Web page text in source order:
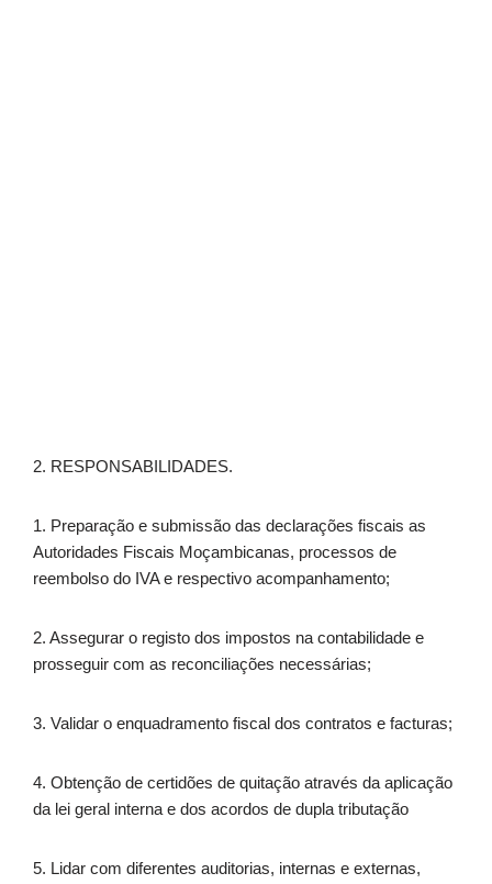
2. RESPONSABILIDADES.
1. Preparação e submissão das declarações fiscais as
Autoridades Fiscais Moçambicanas, processos de
reembolso do IVA e respectivo acompanhamento;
2. Assegurar o registo dos impostos na contabilidade e
prosseguir com as reconciliações necessárias;
3. Validar o enquadramento fiscal dos contratos e facturas;
4. Obtenção de certidões de quitação através da aplicação
da lei geral interna e dos acordos de dupla tributação
5. Lidar com diferentes auditorias, internas e externas,